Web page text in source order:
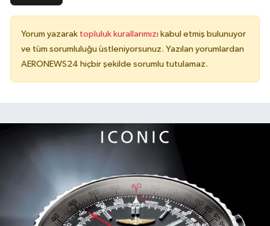
Yorum yazarak topluluk kurallarımızı kabul etmiş bulunuyor
ve tüm sorumluluğu üstleniyorsunuz. Yazılan yorumlardan
AERONEWS24 hiçbir şekilde sorumlu tutulamaz.